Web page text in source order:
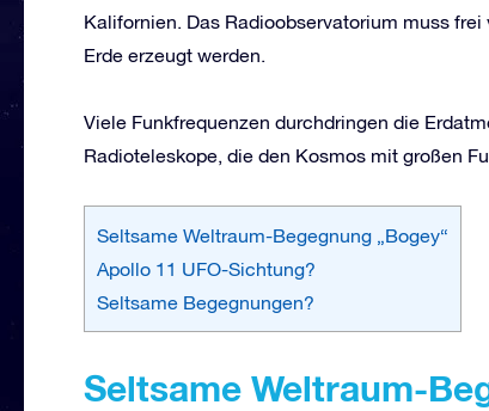
Kalifornien. Das Radioobservatorium muss
Erde erzeugt werden.
Viele Funkfrequenzen durchdringen die
Radioteleskope, die den Kosmos mit großen
Seltsame Weltraum-Begegnung „Bogey“
Apollo 11 UFO-Sichtung?
Seltsame Begegnungen?
Seltsame Weltraum-